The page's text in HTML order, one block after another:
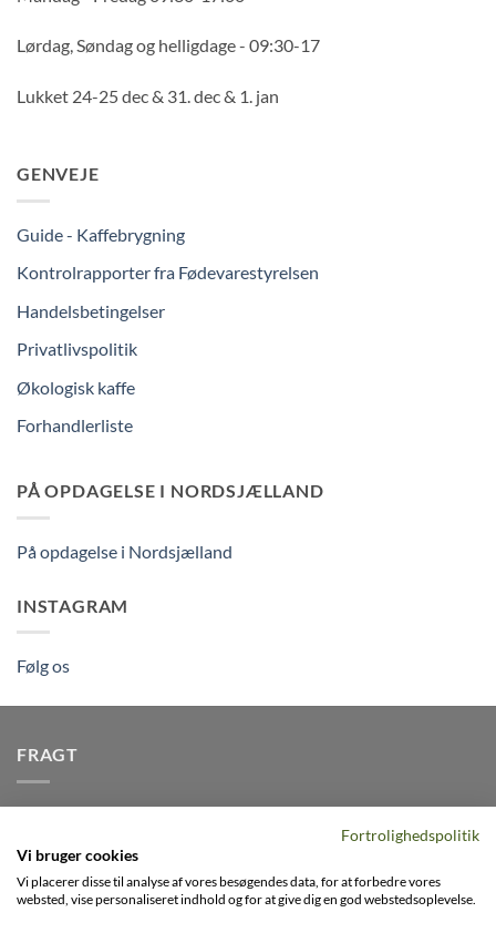
Lørdag, Søndag og helligdage - 09:30-17
Lukket 24-25 dec & 31. dec & 1. jan
GENVEJE
Guide - Kaffebrygning
Kontrolrapporter fra Fødevarestyrelsen
Handelsbetingelser
Privatlivspolitik
Økologisk kaffe
Forhandlerliste
PÅ OPDAGELSE I NORDSJÆLLAND
På opdagelse i Nordsjælland
INSTAGRAM
Følg os
FRAGT
på alle pakker - Husk der er fri
levering på alle ordre over DKK395
Fortrolighedspolitik
Vi bruger cookies
Vi placerer disse til analyse af vores besøgendes data, for at forbedre vores
websted, vise personaliseret indhold og for at give dig en god webstedsoplevelse.